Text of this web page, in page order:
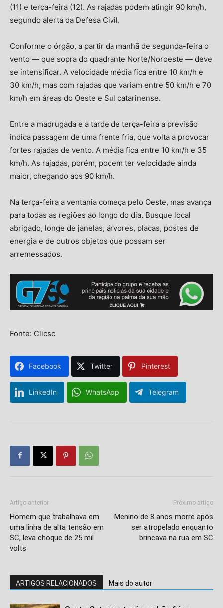
(11) e terça-feira (12). As rajadas podem atingir 90 km/h,
segundo alerta da Defesa Civil.
Conforme o órgão, a partir da manhã de segunda-feira o
vento — que sopra do quadrante Norte/Noroeste — deve
se intensificar. A velocidade média fica entre 10 km/h e
30 km/h, mas com rajadas que variam entre 50 km/h e 70
km/h em áreas do Oeste e Sul catarinense.
Entre a madrugada e a tarde de terça-feira a previsão
indica passagem de uma frente fria, que volta a provocar
fortes rajadas de vento. A média fica entre 10 km/h e 35
km/h. As rajadas, porém, podem ter velocidade ainda
maior, chegando aos 90 km/h.
Na terça-feira a ventania começa pelo Oeste, mas avança
para todas as regiões ao longo do dia. Busque local
abrigado, longe de janelas, árvores, placas, postes de
energia e de outros objetos que possam ser
arremessados.
Fonte: Clicsc
Facebook Twitter Pinterest
LinkedIn WhatsApp Telegram
Artigo anterior
Homem que trabalhava em
uma linha de alta tensão em
SC, leva choque de 25 mil
volts
Próximo artigo
Menino de 8 anos morre após
ser atropelado enquanto
brincava na rua em SC
ARTIGOS RELACIONADOS Mais do autor